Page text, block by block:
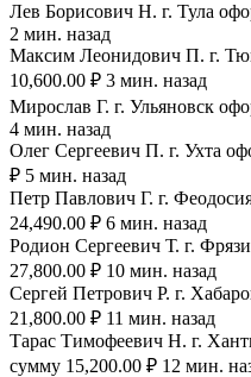
Лев Борисович Н. г. Тула
2 мин. назад
Максим Леонидович П. г.
10,600.00 ₽ 3 мин. назад
Мирослав Г. г. Ульяновск
4 мин. назад
Олег Сергеевич П. г. Ухта
₽ 5 мин. назад
Петр Павлович Г. г.
24,490.00 ₽ 6 мин. назад
Родион Сергеевич Т. г.
27,800.00 ₽ 10 мин. назад
Сергей Петрович Р. г.
21,800.00 ₽ 11 мин. назад
Тарас Тимофеевич Н. г.
сумму 15,200.00 ₽ 12 мин.